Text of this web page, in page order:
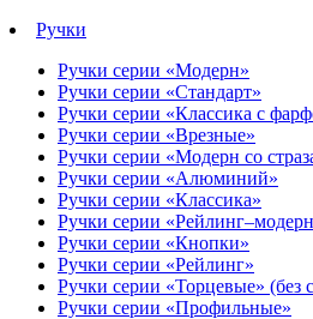
Ручки
Ручки серии «Модерн»
Ручки серии «Стандарт»
Ручки серии «Классика с
Ручки серии «Врезные»
Ручки серии «Модерн со
Ручки серии «Алюминий»
Ручки серии «Классика»
Ручки серии
Ручки серии «Кнопки»
Ручки серии «Рейлинг»
Ручки серии «Торцевые» (без
Ручки серии «Профильные»